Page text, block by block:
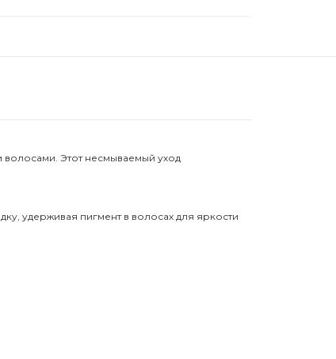
Этот несмываемый уход
удерживая пигмент в волосах для яркости